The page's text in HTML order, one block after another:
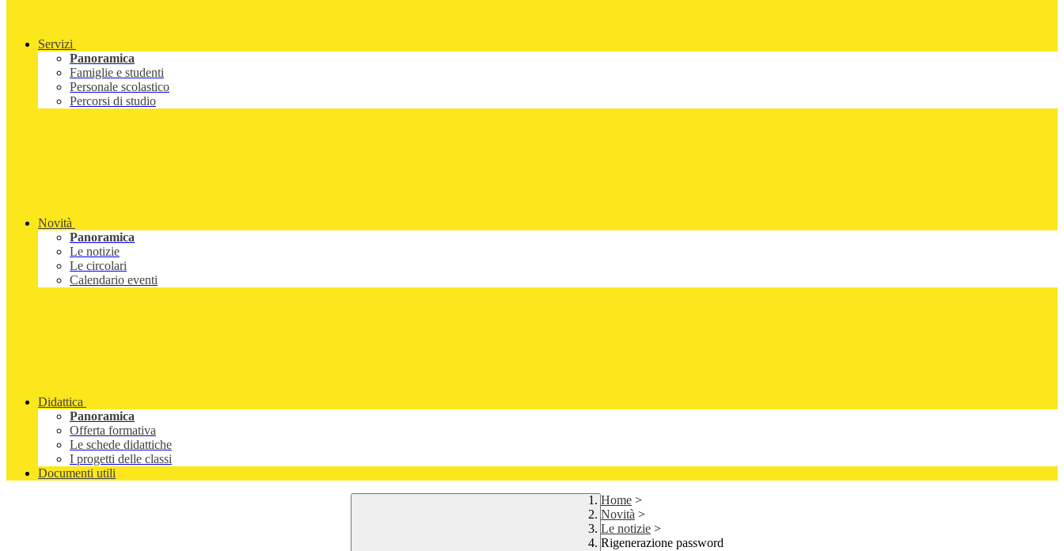
Servizi
Panoramica
Famiglie e studenti
Personale scolastico
Percorsi di studio
Novità
Panoramica
Le notizie
Le circolari
Calendario eventi
Didattica
Panoramica
Offerta formativa
Le schede didattiche
I progetti delle classi
Documenti utili
Home >
Novità >
Le notizie >
Rigenerazione password